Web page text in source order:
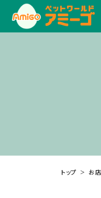
トップ お